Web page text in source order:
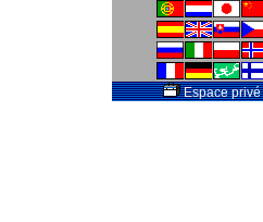
Espace privé